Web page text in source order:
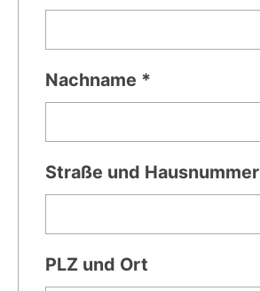
Nachname *
Straße und Hausnummer
PLZ und Ort